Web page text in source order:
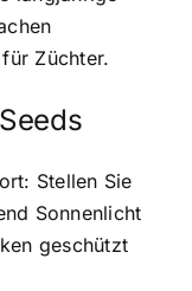
Züchter.
Stellen Sie
Sonnenlicht
geschützt